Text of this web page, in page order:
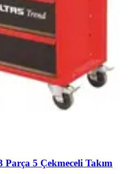
Parça 5 Çekmeceli Takım